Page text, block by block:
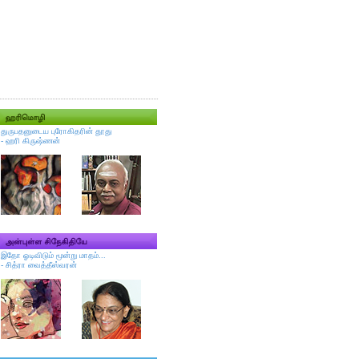
துருபதனுடைய புரோகிதரின் தூது
- ஹரி கிருஷ்ணன்
இதோ ஓடிவிடும் மூன்று மாதம்...
- சித்ரா வைத்தீஸ்வரன்